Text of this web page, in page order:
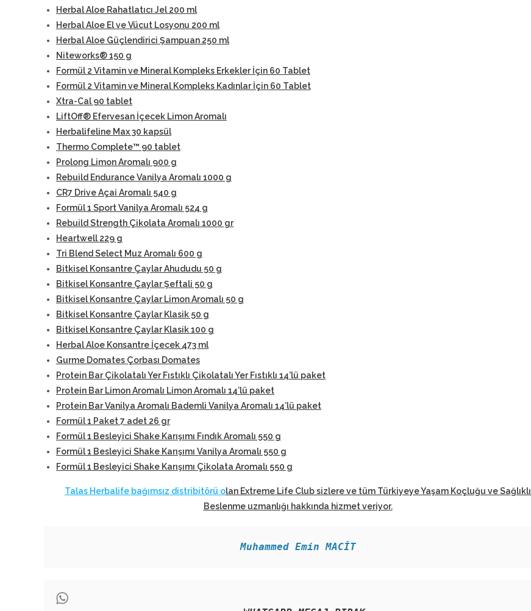
Herbal Aloe Rahatlatıcı Jel 200 ml
Herbal Aloe El ve Vücut Losyonu 200 ml
Herbal Aloe Güçlendirici Şampuan 250 ml
Niteworks® 150 g
Formül 2 Vitamin ve Mineral Kompleks Erkekler İçin 60 Tablet
Formül 2 Vitamin ve Mineral Kompleks Kadınlar İçin 60 Tablet
Xtra-Cal 90 tablet
LiftOff® Efervesan İçecek Limon Aromalı
Herbalifeline Max 30 kapsül
Thermo Complete™ 90 tablet
Prolong Limon Aromalı 900 g
Rebuild Endurance Vanilya Aromalı 1000 g
CR7 Drive Açai Aromalı 540 g
Formül 1 Sport Vanilya Aromalı 524 g
Rebuild Strength Çikolata Aromalı 1000 gr
Heartwell 229 g
Tri Blend Select Muz Aromalı 600 g
Bitkisel Konsantre Çaylar Ahududu 50 g
Bitkisel Konsantre Çaylar Şeftali 50 g
Bitkisel Konsantre Çaylar Limon Aromalı 50 g
Bitkisel Konsantre Çaylar Klasik 50 g
Bitkisel Konsantre Çaylar Klasik 100 g
Herbal Aloe Konsantre İçecek 473 ml
Gurme Domates Çorbası Domates
Protein Bar Çikolatalı Yer Fıstıklı Çikolatalı Yer Fıstıklı 14’lü paket
Protein Bar Limon Aromalı Limon Aromalı 14’lü paket
Protein Bar Vanilya Aromalı Bademli Vanilya Aromalı 14’lü paket
Formül 1 Paket 7 adet 26 gr
Formül 1 Besleyici Shake Karışımı Fındık Aromalı 550 g
Formül 1 Besleyici Shake Karışımı Vanilya Aromalı 550 g
Formül 1 Besleyici Shake Karışımı Çikolata Aromalı 550 g
Talas Herbalife bağımsız distribitörü olan Extreme Life Club sizlere ve tüm Türkiyeye Yaşam Koçluğu ve Sağlıklı
Beslenme uzmanlığı hakkında hizmet veriyor.
Muhammed Emin MACİT